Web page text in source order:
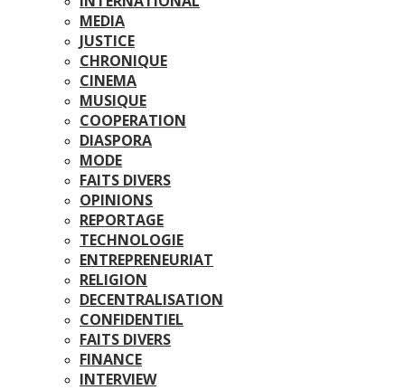
MEDIA
JUSTICE
CHRONIQUE
CINEMA
MUSIQUE
COOPERATION
DIASPORA
MODE
FAITS DIVERS
OPINIONS
REPORTAGE
TECHNOLOGIE
ENTREPRENEURIAT
RELIGION
DECENTRALISATION
CONFIDENTIEL
FAITS DIVERS
FINANCE
INTERVIEW